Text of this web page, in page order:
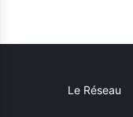
Le Réseau